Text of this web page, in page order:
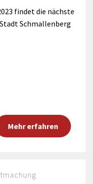
findet die nächste
Schmallenberg
Mehr erfahren